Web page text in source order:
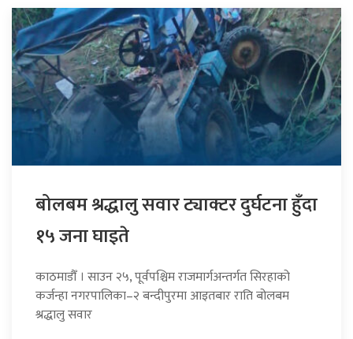
बोलबम श्रद्धालु सवार ट्याक्टर दुर्घटना हुँदा
१५ जना घाइते
काठमाडौँ । साउन २५, पूर्वपश्चिम राजमार्गअन्तर्गत सिरहाको
कर्जन्हा नगरपालिका–२ बन्दीपुरमा आइतबार राति बोलबम
श्रद्धालु सवार